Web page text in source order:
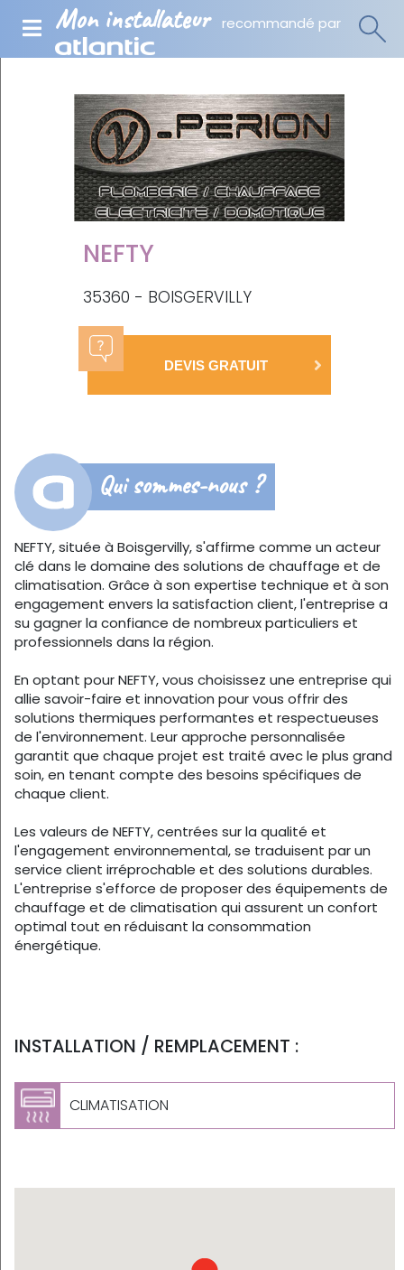
Mon installateur recommandé par
NEFTY
35360 - BOISGERVILLY
DEVIS GRATUIT
Qui sommes-nous ?
NEFTY, située à Boisgervilly, s'affirme comme un acteur
clé dans le domaine des solutions de chauffage et de
climatisation. Grâce à son expertise technique et à son
engagement envers la satisfaction client, l'entreprise a
su gagner la confiance de nombreux particuliers et
professionnels dans la région.
En optant pour NEFTY, vous choisissez une entreprise qui
allie savoir-faire et innovation pour vous offrir des
solutions thermiques performantes et respectueuses
de l'environnement. Leur approche personnalisée
garantit que chaque projet est traité avec le plus grand
soin, en tenant compte des besoins spécifiques de
chaque client.
Les valeurs de NEFTY, centrées sur la qualité et
l'engagement environnemental, se traduisent par un
service client irréprochable et des solutions durables.
L'entreprise s'efforce de proposer des équipements de
chauffage et de climatisation qui assurent un confort
optimal tout en réduisant la consommation
énergétique.
INSTALLATION / REMPLACEMENT :
CLIMATISATION